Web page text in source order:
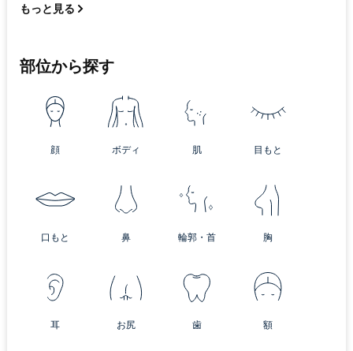
もっと見る
部位から探す
顔 ボディ 肌 目もと
口もと 鼻 輪郭・首 胸
耳 お尻 歯 額